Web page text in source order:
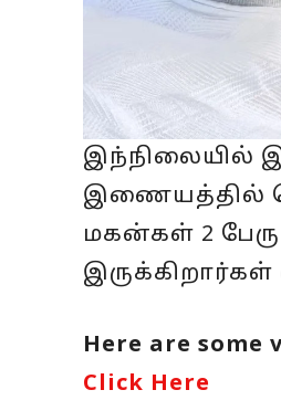
இந்நிலையில்
இணையத்தில்
மகன்கள் 2
Here are
Click Here